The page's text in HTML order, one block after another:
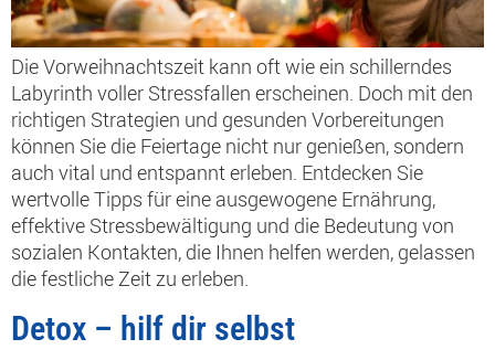
Die Vorweihnachtszeit kann oft wie ein schillerndes
Labyrinth voller Stressfallen erscheinen. Doch mit den
richtigen Strategien und gesunden Vorbereitungen
können Sie die Feiertage nicht nur genießen, sondern
auch vital und entspannt erleben. Entdecken Sie
wertvolle Tipps für eine ausgewogene Ernährung,
effektive Stressbewältigung und die Bedeutung von
sozialen Kontakten, die Ihnen helfen werden, gelassen
die festliche Zeit zu erleben.
Detox – hilf dir selbst